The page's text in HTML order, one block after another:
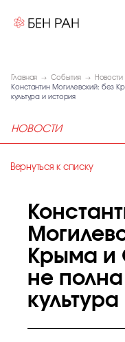
Главная События
Новости
Константин Могилевский: без
культура и история
НОВОСТИ
Вернуться к списку
Крыма и
не